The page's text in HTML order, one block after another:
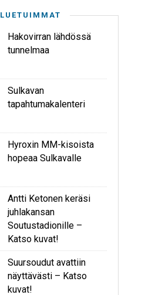
LUETUIMMAT
Hakovirran lähdössä
tunnelmaa
Sulkavan
tapahtumakalenteri
Hyroxin MM-kisoista
hopeaa Sulkavalle
Antti Ketonen keräsi
juhlakansan
Soutustadionille –
Katso kuvat!
Suursoudut avattiin
näyttävästi – Katso
kuvat!